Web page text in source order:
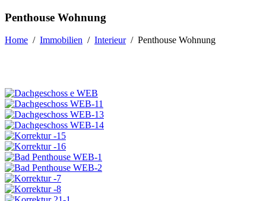
Penthouse Wohnung
Home / Immobilien / Interieur/ Penthouse Wohnung